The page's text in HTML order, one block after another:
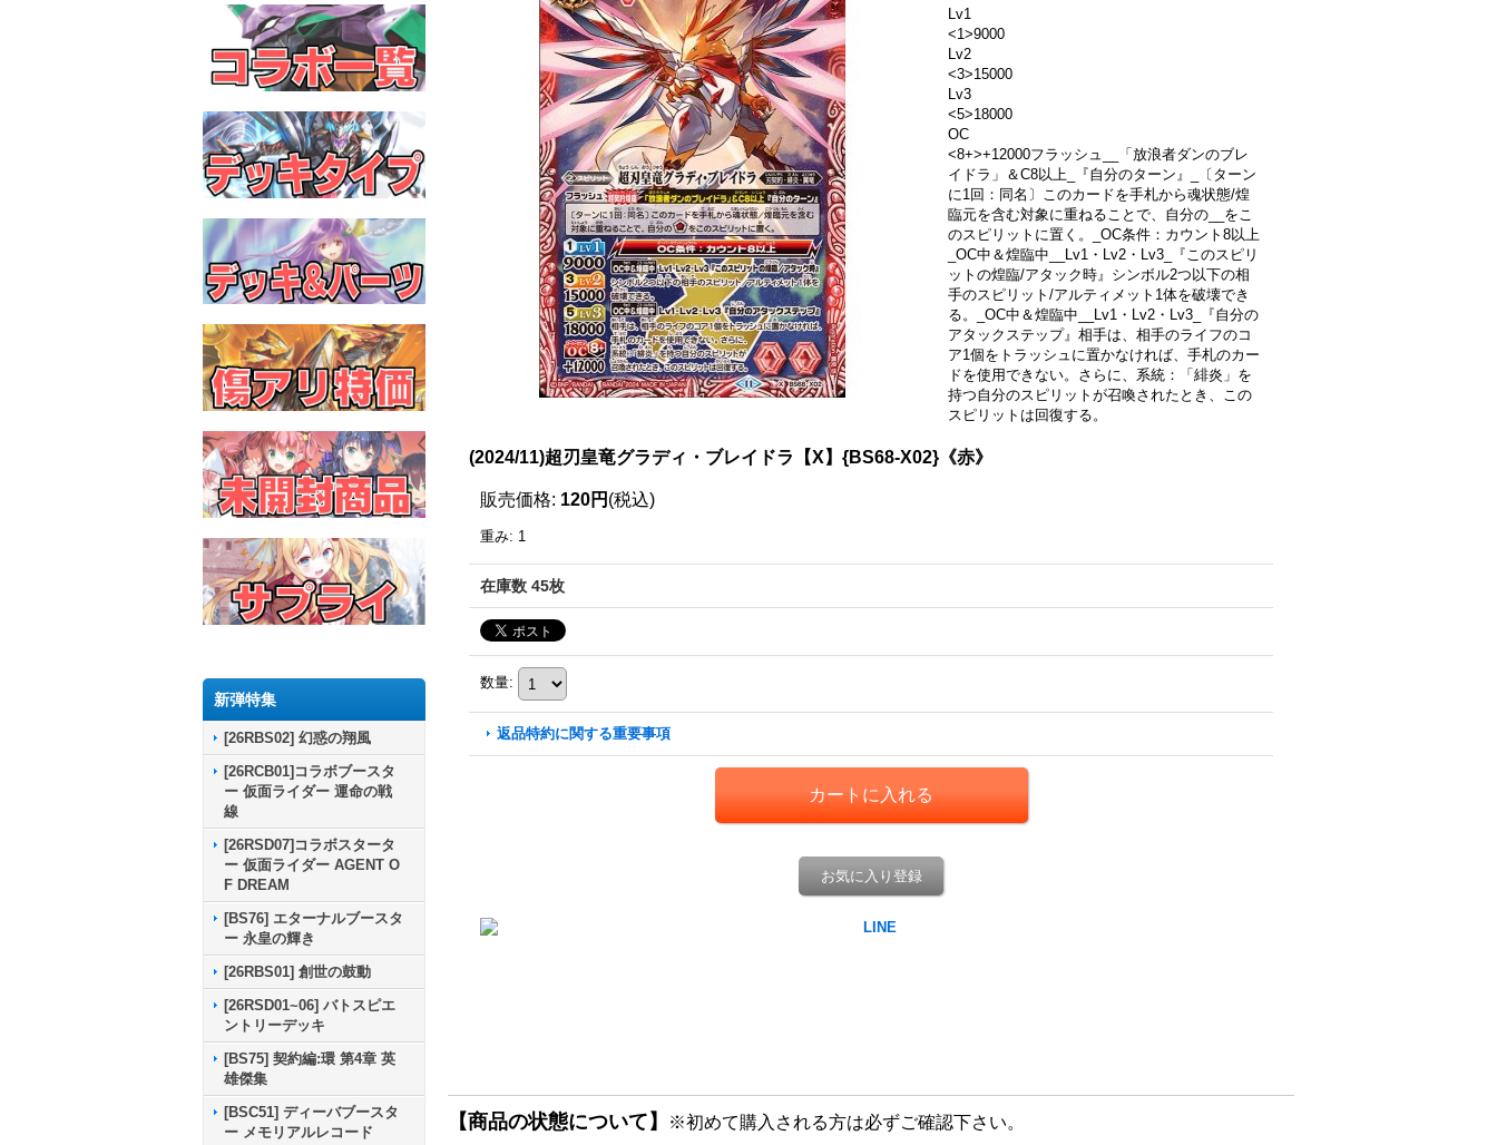
新弾特集
[26RBS02] 幻惑の翔風
[26RCB01]コラボブースタ
ー 仮面ライダー 運命の戦
線
[26RSD07]コラボスタータ
ー 仮面ライダー AGENT O
F DREAM
[BS76] エターナルブースタ
ー 永皇の輝き
[26RBS01] 創世の鼓動
[26RSD01~06] バトスピエ
ントリーデッキ
[BS75] 契約編:環 第4章 英
雄傑集
[BSC51] ディーバブースタ
ー メモリアルレコード
Lv1
<1>9000
Lv2
<3>15000
Lv3
<5>18000
OC
<8+>+12000フラッシュ__「放浪者ダンのブレ
イドラ」＆C8以上_『自分のターン』_〔ターン
に1回：同名〕このカードを手札から魂状態/煌
臨元を含む対象に重ねることで、自分の__をこ
のスピリットに置く。_OC条件：カウント8以上
_OC中＆煌臨中__Lv1・Lv2・Lv3_『このスピリ
ットの煌臨/アタック時』シンボル2つ以下の相
手のスピリット/アルティメット1体を破壊でき
る。_OC中＆煌臨中__Lv1・Lv2・Lv3_『自分の
アタックステップ』相手は、相手のライフのコ
ア1個をトラッシュに置かなければ、手札のカー
ドを使用できない。さらに、系統：「緋炎」を
持つ自分のスピリットが召喚されたとき、この
スピリットは回復する。
(2024/11)超刃皇竜グラディ・ブレイドラ【X】{BS68-X02}《赤》
販売価格: 120円 (税込)
重み: 1
在庫数 45枚
数量:
返品特約に関する重要事項
お気に入り登録
【商品の状態について】 ※初めて購入される方は必ずご確認下さい。